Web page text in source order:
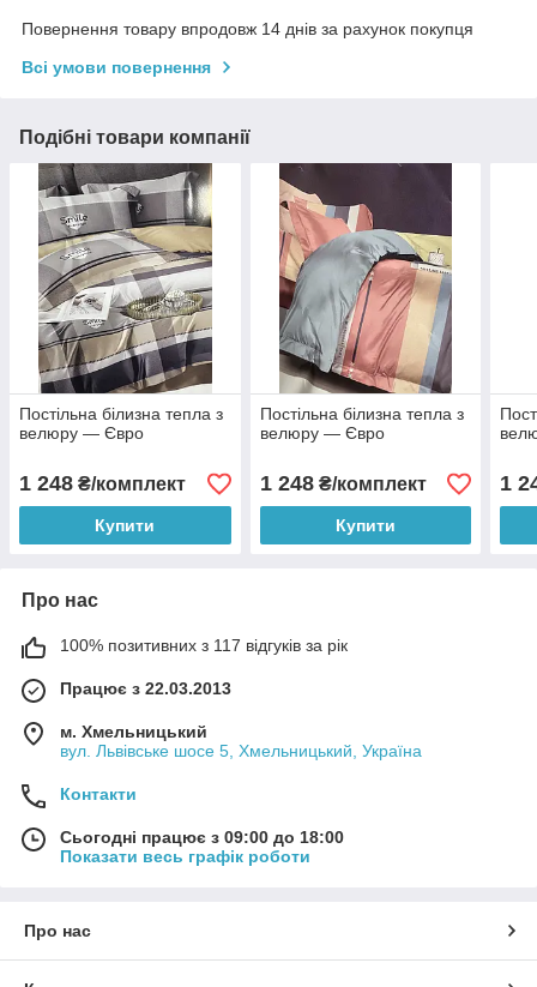
Повернення товару впродовж 14 днів за рахунок покупця
Всі умови повернення
Подібні товари компанії
Постільна білизна тепла з
велюру — Євро
1 248 ₴/комплект
Купити
Постільна білизна тепла з
велюру — Євро
1 248₴/комплект
Купити
1
Про нас
100% позитивних з 117 відгуків за рік
Працює з 22.03.2013
м. Хмельницький
вул. Львівське шосе 5, Хмельницький, Україна
Контакти
Сьогодні працює з 09:00 до 18:00
Показати весь графік роботи
Про нас